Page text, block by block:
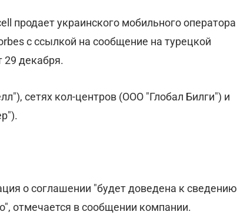
продает украинского мобильного оператора
с ссылкой на сообщение на турецкой
29 декабря.
сетях кол-центров (ООО "Глобал Билги") и
о соглашении "будет доведена к сведению
отмечается в сообщении компании.